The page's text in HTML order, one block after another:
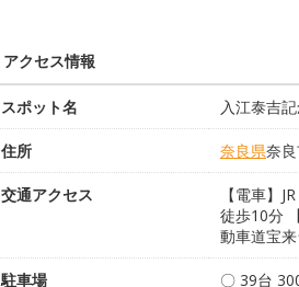
アクセス情報
スポット名 入江泰吉
住所 奈良県奈
交通アクセス
【電車】
徒歩10分
動車道宝
駐車場
〇 39台